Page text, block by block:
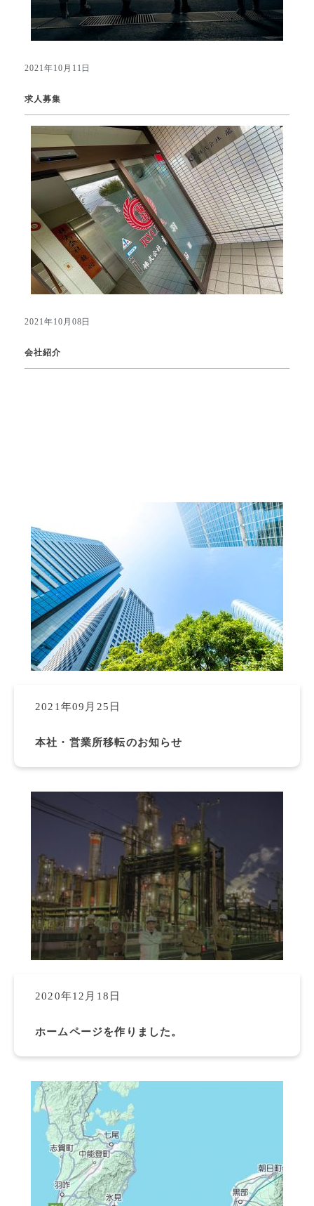
2021年10月11日
求人募集
2021年10月08日
会社紹介
2021年09月25日
本社・営業所移転のお知らせ
2020年12月18日
ホームページを作りました。